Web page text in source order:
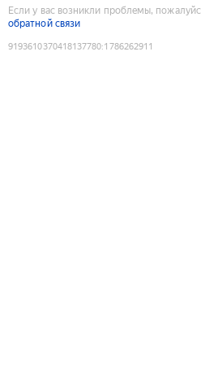
Если у вас возникли проблемы,
обратной связи
9193610370418137780:1786262911